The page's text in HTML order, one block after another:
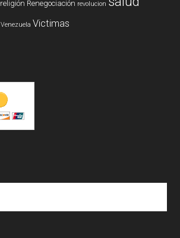
religión Renegociación revolucion
Venezuela Victimas